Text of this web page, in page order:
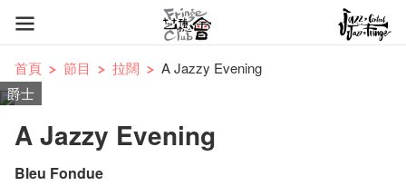
首頁 節目 拉闊
A Jazzy Evening
爵士
A Jazzy Evening
Bleu Fondue